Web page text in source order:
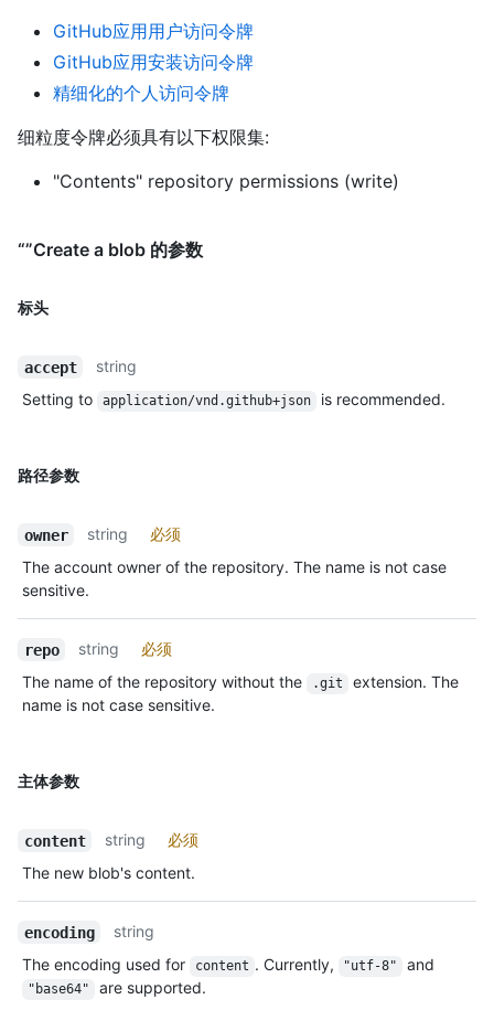
GitHub应用用户访问令牌
GitHub应用安装访问令牌
精细化的个人访问令牌
细粒度令牌必须具有以下权限集:
"Contents" repository permissions (write)
“”Create a blob 的参数
标头
accept
string
Setting to
application/vnd.github+json is recommended.
路径参数
owner string
必须
The account owner of the repository. The name is not case
sensitive.
repo string
必须
The name of the repository without the
.git
extension. The
name is not case sensitive.
主体参数
content string
必须
The new blob's content.
encoding
string
The encoding used for
content . Currently, "utf-8" and
"base64" are supported.